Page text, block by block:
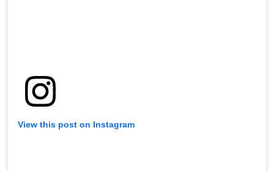
View this post on Instagram